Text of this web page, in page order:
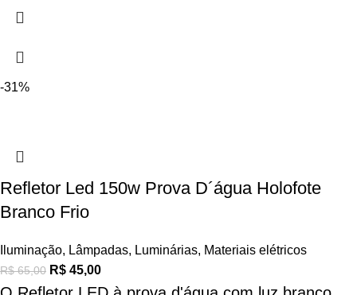
-31%
Refletor Led 150w Prova D´água Holofote
Branco Frio
Iluminação, Lâmpadas, Luminárias, Materiais elétricos
R$65,00 R$ 45,00